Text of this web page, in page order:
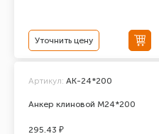
Уточнить цену
Анкер клиновой М24*200
Артикул: АК-24*200
295.43 ₽